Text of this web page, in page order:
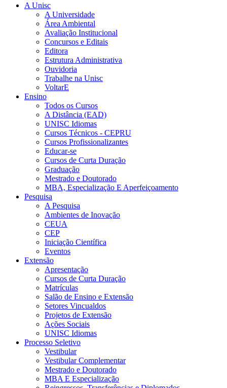
A Unisc
A Universidade
Área Ambiental
Avaliação Institucional
Concursos e Editais
Editora
Estrutura Administrativa
Ouvidoria
Trabalhe na Unisc
VoltarE
Ensino
Todos os Cursos
A Distância (EAD)
UNISC Idiomas
Cursos Técnicos - CEPRU
Cursos Profissionalizantes
Educar-se
Cursos de Curta Duração
Graduação
Mestrado e Doutorado
MBA, Especialização E Aperfeiçoamento
Pesquisa
A Pesquisa
Ambientes de Inovação
CEUA
CEP
Iniciação Científica
Eventos
Extensão
Apresentação
Cursos de Curta Duração
Matrículas
Salão de Ensino e Extensão
Setores Vincualdos
Projetos de Extensão
Ações Sociais
UNISC Idiomas
Processo Seletivo
Vestibular
Vestibular Complementar
Mestrado e Doutorado
MBA E Especialização